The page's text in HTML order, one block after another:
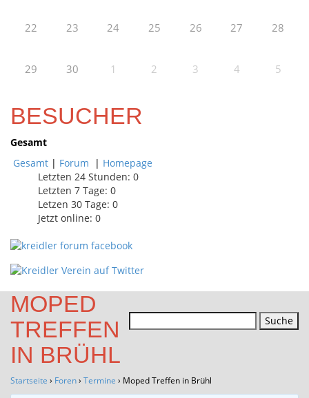
22 23 24 25 26 27 28
29 30 1 2 3 4 5
BESUCHER
Gesamt
Gesamt | Forum | Homepage
Letzten 24 Stunden: 0
Letzten 7 Tage: 0
Letzen 30 Tage: 0
Jetzt online: 0
Suchen
nach:
MOPED
TREFFEN
IN BRÜHL
Startseite › Foren› Termine › Moped Treffen in Brühl